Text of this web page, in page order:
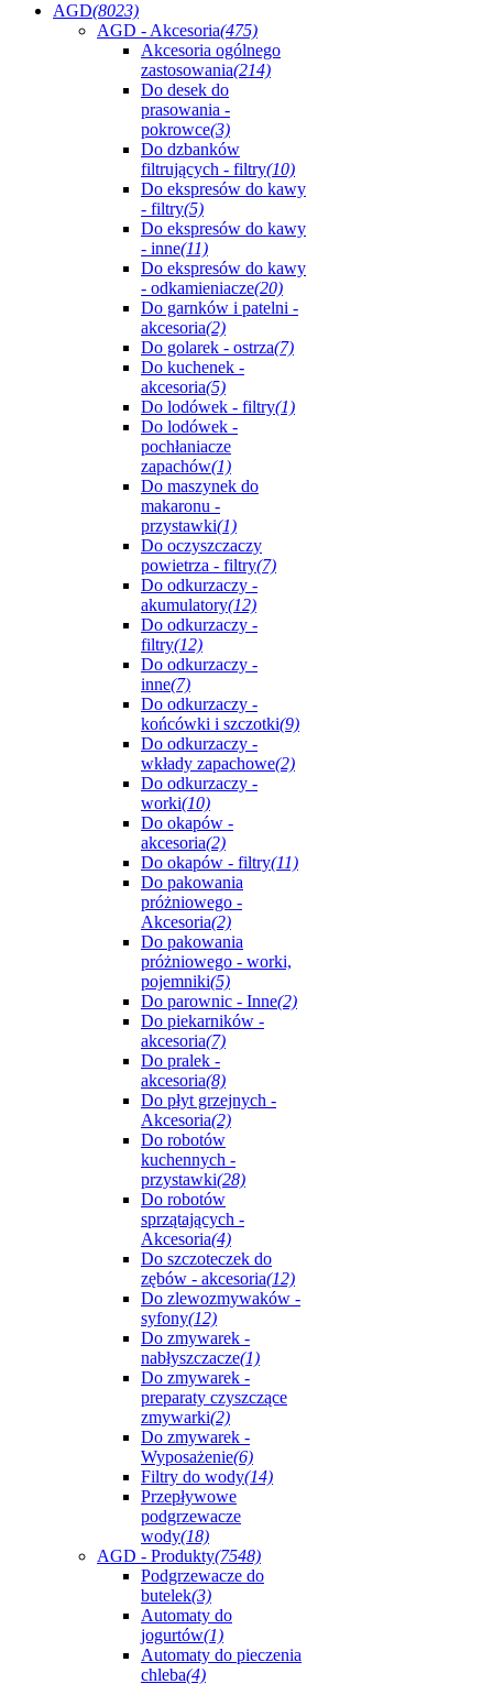
AGD(8023)
AGD - Akcesoria(475)
Akcesoria ogólnego
zastosowania(214)
Do desek do
prasowania -
pokrowce(3)
Do dzbanków
filtrujących - filtry(10)
Do ekspresów do kawy
- filtry(5)
Do ekspresów do kawy
- inne(11)
Do ekspresów do kawy
- odkamieniacze(20)
Do garnków i patelni -
akcesoria(2)
Do golarek - ostrza(7)
Do kuchenek -
akcesoria(5)
Do lodówek - filtry(1)
Do lodówek -
pochłaniacze
zapachów(1)
Do maszynek do
makaronu -
przystawki(1)
Do oczyszczaczy
powietrza - filtry(7)
Do odkurzaczy -
akumulatory(12)
Do odkurzaczy -
filtry(12)
Do odkurzaczy -
inne(7)
Do odkurzaczy -
końcówki i szczotki(9)
Do odkurzaczy -
wkłady zapachowe(2)
Do odkurzaczy -
worki(10)
Do okapów -
akcesoria(2)
Do okapów - filtry(11)
Do pakowania
próżniowego -
Akcesoria(2)
Do pakowania
próżniowego - worki,
pojemniki(5)
Do parownic - Inne(2)
Do piekarników -
akcesoria(7)
Do pralek -
akcesoria(8)
Do płyt grzejnych -
Akcesoria(2)
Do robotów
kuchennych -
przystawki(28)
Do robotów
sprzątających -
Akcesoria(4)
Do szczoteczek do
zębów - akcesoria(12)
Do zlewozmywaków -
syfony(12)
Do zmywarek -
nabłyszczacze(1)
Do zmywarek -
preparaty czyszczące
zmywarki(2)
Do zmywarek -
Wyposażenie(6)
Filtry do wody(14)
Przepływowe
podgrzewacze
wody(18)
AGD - Produkty(7548)
Podgrzewacze do
butelek(3)
Automaty do
jogurtów(1)
Automaty do pieczenia
chleba(4)